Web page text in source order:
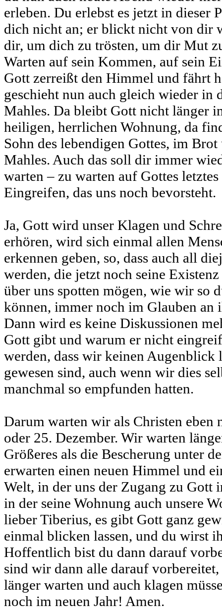
erleben. Du erlebst es jetzt in dieser
dich nicht an; er blickt nicht von dir
dir, um dich zu trösten, um dir Mut
Warten auf sein Kommen, auf sein
Gott zerreißt den Himmel und fährt
geschieht nun auch gleich wieder in
Mahles. Da bleibt Gott nicht länger
heiligen, herrlichen Wohnung, da
Sohn des lebendigen Gottes, im
Mahles. Auch das soll dir immer
warten – zu warten auf Gottes
Eingreifen, das uns noch bevorsteht.
Ja, Gott wird unser Klagen und
erhören, wird sich einmal allen
erkennen geben, so, dass auch all
werden, die jetzt noch seine
über uns spotten mögen, wie wir so
können, immer noch im Glauben an
Dann wird es keine Diskussionen
Gott gibt und warum er nicht
werden, dass wir keinen
gewesen sind, auch wenn wir dies
manchmal so empfunden hatten.
Darum warten wir als Christen eben
oder 25. Dezember. Wir warten
Größeres als die Bescherung unter
erwarten einen neuen Himmel und
Welt, in der uns der Zugang zu Gott
in der seine Wohnung auch unsere
lieber Tiberius, es gibt Gott ganz
einmal blicken lassen, und du wirst
Hoffentlich bist du dann darauf
sind wir dann alle darauf
länger warten und auch klagen
noch im neuen Jahr! Amen.